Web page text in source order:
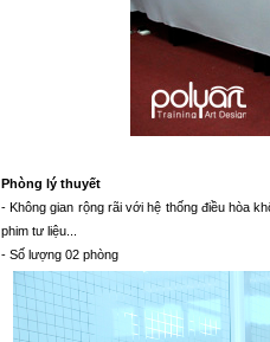
Phòng lý thuyết
- Không gian rộng rãi với hệ thống điều hòa
phim tư liệu...
- Số lượng 02 phòng